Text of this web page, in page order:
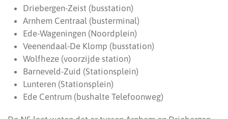
Driebergen-Zeist (busstation)
Arnhem Centraal (busterminal)
Ede-Wageningen (Noordplein)
Veenendaal-De Klomp (busstation)
Wolfheze (voorzijde station)
Barneveld-Zuid (Stationsplein)
Lunteren (Stationsplein)
Ede Centrum (bushalte Telefoonweg)